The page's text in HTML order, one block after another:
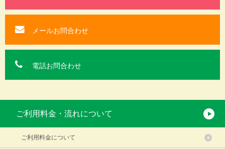
ご利用料金・流れについて
ご利用料金について
メールお問合わせ
電話お問合わせ